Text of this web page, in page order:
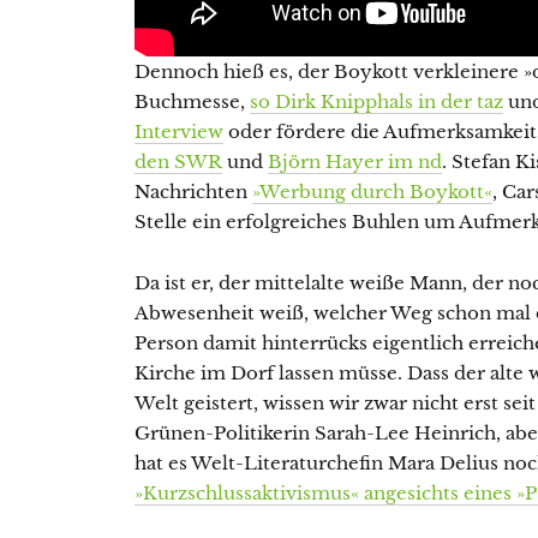
Dennoch hieß es, der Boykott verkleinere
Buchmesse, so Dirk Knipphals in der taz
Interview oder fördere die
den SWRund Björn Hayer im nd. Stefan
Nachrichten »Werbung durch Boykott«,
Stelle ein erfolgreiches Buhlen um
Da ist er, der mittelalte weiße Mann, der
Abwesenheit weiß, welcher Weg schon
Person damit hinterrücks eigentlich
Kirche im Dorf lassen müsse. Dass der alte
Welt geistert, wissen wir zwar nicht erst
Grünen-Politikerin Sarah-Lee Heinrich,
hat es Welt-Literaturchefin Mara Delius
»Kurzschlussaktivismus« angesichts eines